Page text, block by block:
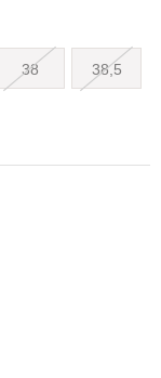
38 38,5